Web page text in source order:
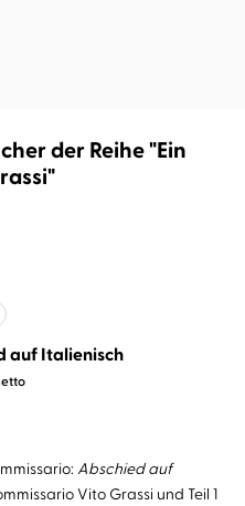
der Reihe "Ein
auf Italienisch
Abschied auf
Vito Grassi und Teil 1